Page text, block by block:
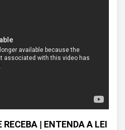
RECEBA | ENTENDA A LEI